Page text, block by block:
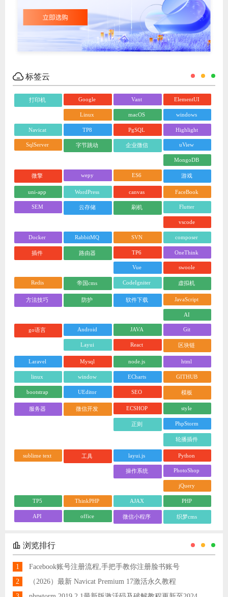
标签云
打印机 Google Vant ElementUI
Linux macOS windows
Navicat TP8 PgSQL Highlight
SqlServer 字节跳动 企业微信 uView
MongoDB
微擎 wepy ES6 游戏
uni-app WordPress canvas FaceBook
SEM 云存储 刷机 Flutter
vscode
Docker RabbitMQ SVN composer
插件 路由器 TP6 OneThink
Vue swoole
Redis 帝国cms CodeIgniter 虚拟机
方法技巧 防护 软件下载 JavaScript
AI
go语言 Android JAVA Git
Layui React 区块链
Laravel Mysql node.js html
linux window ECharts GITHUB
bootstrap UEditor SEO 模板
服务器 微信开发 ECSHOP style
正则 PhpStorm
轮播插件
sublime text 工具 layui.js Python
操作系统 PhotoShop
jQuery
TP5 ThinkPHP AJAX PHP
API office 微信小程序 织梦cms
浏览排行
1
Facebook账号注册流程,手把手教你注册脸书账号
2
（2026）最新 Navicat Premium 17激活永久教程